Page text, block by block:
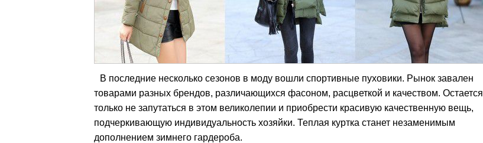
В последние несколько сезонов в моду вошли спортивные пуховики. Рынок завален
товарами разных брендов, различающихся фасоном, расцветкой и качеством. Остается
только не запутаться в этом великолепии и приобрести красивую качественную вещь,
подчеркивающую индивидуальность хозяйки. Теплая куртка станет незаменимым
дополнением зимнего гардероба.